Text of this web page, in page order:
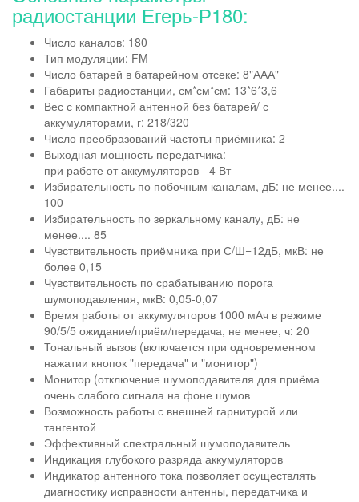
радиостанции Егерь-Р180:
Число каналов: 180
Тип модуляции: FM
Число батарей в батарейном отсеке: 8"ААА"
Габариты радиостанции, см*см*см: 13*6*3,6
Вес с компактной антенной без батарей/ с
аккумуляторами, г: 218/320
Число преобразований частоты приёмника: 2
Выходная мощность передатчика:
при работе от аккумуляторов - 4 Вт
Избирательность по побочным каналам, дБ: не менее....
100
Избирательность по зеркальному каналу, дБ: не
менее.... 85
Чувствительность приёмника при С/Ш=12дБ, мкВ: не
более 0,15
Чувствительность по срабатыванию порога
шумоподавления, мкВ: 0,05-0,07
Время работы от аккумуляторов 1000 мАч в режиме
90/5/5 ожидание/приём/передача, не менее, ч: 20
Тональный вызов (включается при одновременном
нажатии кнопок "передача" и "монитор")
Монитор (отключение шумоподавителя для приёма
очень слабого сигнала на фоне шумов
Возможность работы с внешней гарнитурой или
тангентой
Эффективный спектральный шумоподавитель
Индикация глубокого разряда аккумуляторов
Индикатор антенного тока позволяет осуществлять
диагностику исправности антенны, передатчика и